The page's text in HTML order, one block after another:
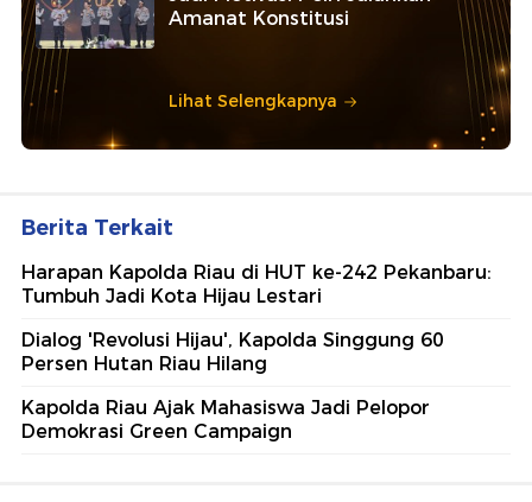
Amanat Konstitusi
Lihat Selengkapnya
Berita Terkait
Harapan Kapolda Riau di HUT ke-242 Pekanbaru:
Tumbuh Jadi Kota Hijau Lestari
Dialog 'Revolusi Hijau', Kapolda Singgung 60
Persen Hutan Riau Hilang
Kapolda Riau Ajak Mahasiswa Jadi Pelopor
Demokrasi Green Campaign